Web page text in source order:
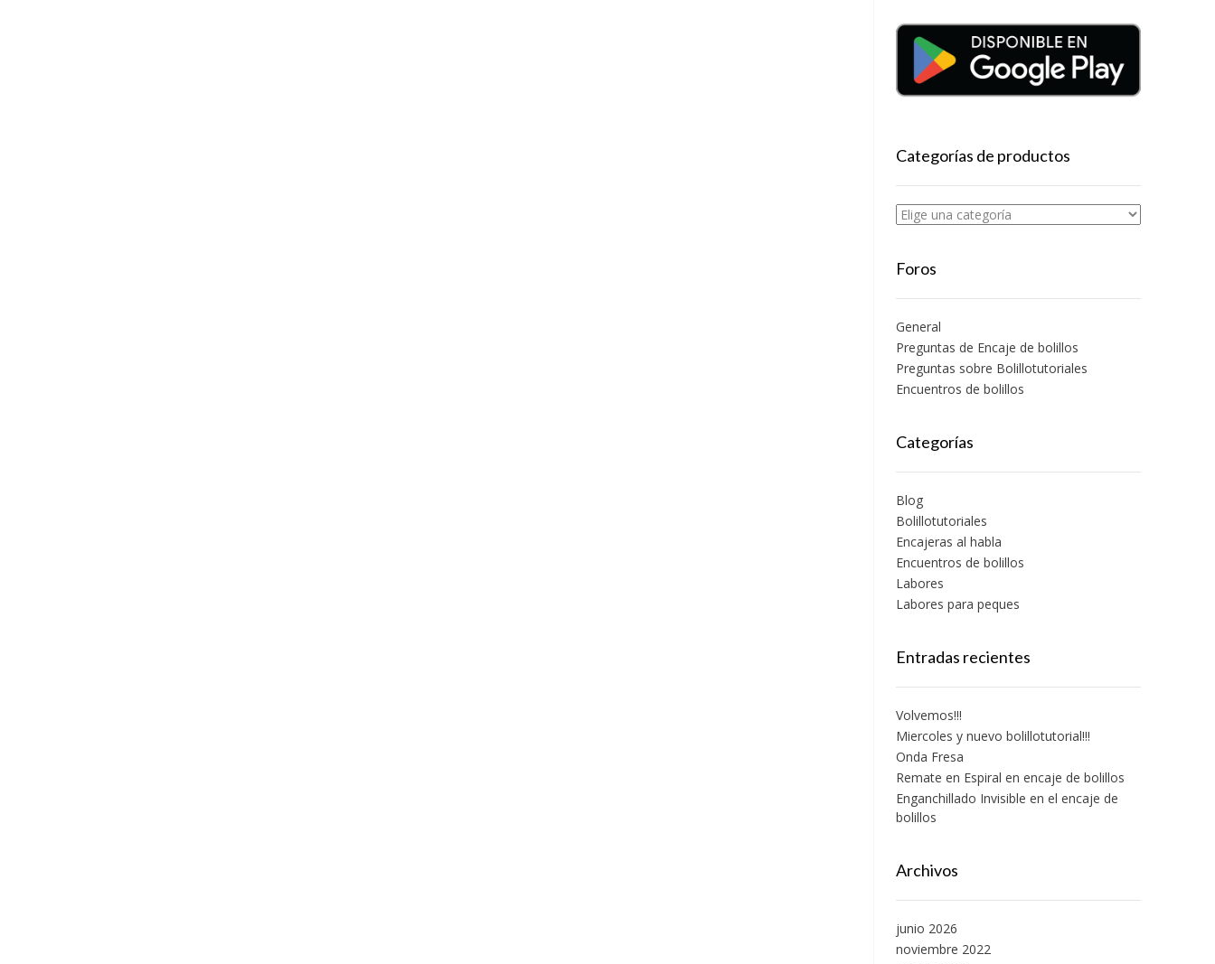
Categorías de productos
Foros
General
Preguntas de Encaje de bolillos
Preguntas sobre Bolillotutoriales
Encuentros de bolillos
Categorías
Blog
Bolillotutoriales
Encajeras al habla
Encuentros de bolillos
Labores
Labores para peques
Entradas recientes
Volvemos!!!
Miercoles y nuevo bolillotutorial!!!
Onda Fresa
Remate en Espiral en encaje de bolillos
Enganchillado Invisible en el encaje de
bolillos
Archivos
junio 2026
noviembre 2022